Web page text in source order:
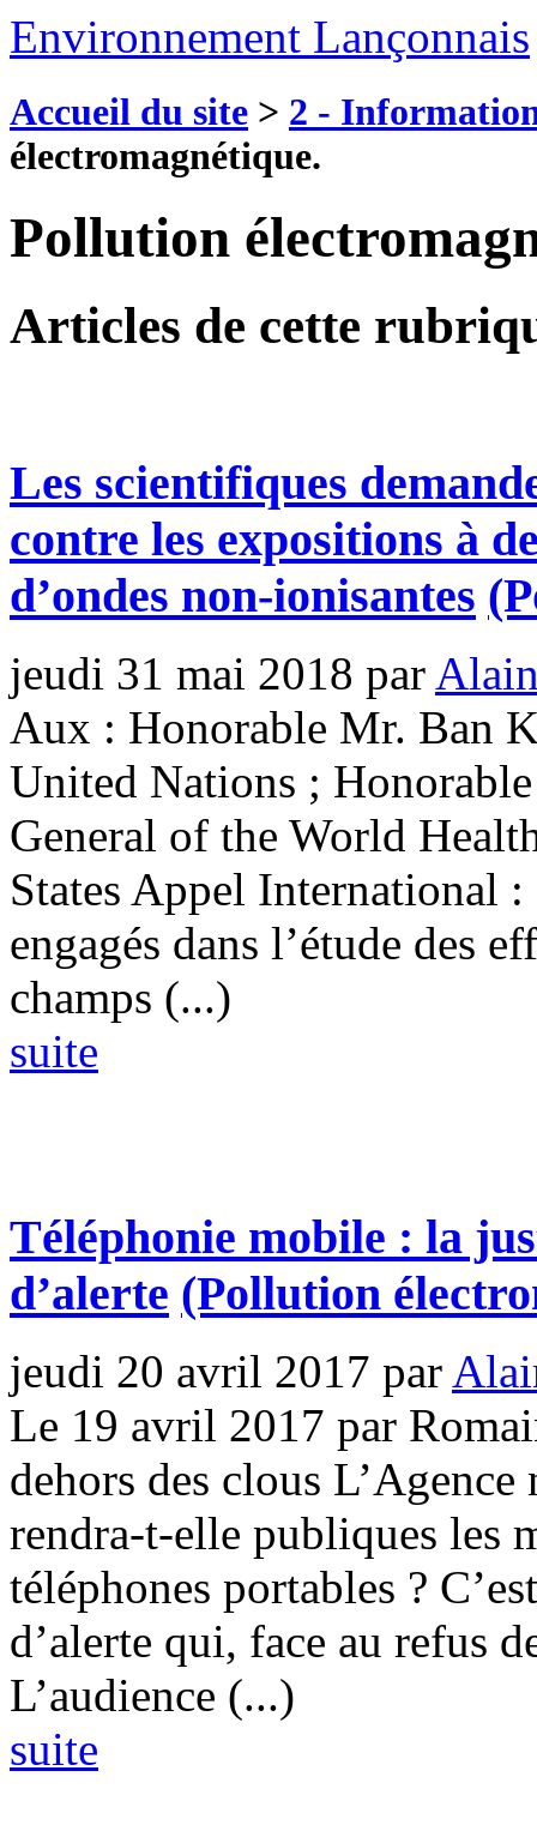
Environnement Lançonnais
Accueil du site > 2 -
électromagnétique.
Pollution
Articles de cette
Les scientifiques
contre les expositions à
d’ondes non-ionisantes
jeudi 31 mai 2018 par
Aux : Honorable Mr. Ban
United Nations ;
General of the World
States Appel International
engagés dans l’étude des
champs (...)
suite
Téléphonie mobile : la
d’alerte (Pollution
jeudi 20 avril 2017 par
Le 19 avril 2017 par
dehors des clous
rendra-t-elle publiques les
téléphones portables ?
d’alerte qui, face au refus
L’audience (...)
suite